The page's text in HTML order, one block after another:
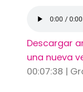
Descargar
una nueva
00:07:38 |